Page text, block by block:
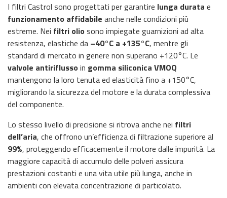
I filtri Castrol sono progettati per garantire lunga durata e
funzionamento affidabile anche nelle condizioni più
estreme. Nei filtri olio sono impiegate guarnizioni ad alta
resistenza, elastiche da –40°C a +135°C, mentre gli
standard di mercato in genere non superano +120°C. Le
valvole antiriflusso in gomma siliconica VMOQ
mantengono la loro tenuta ed elasticità fino a +150°C,
migliorando la sicurezza del motore e la durata complessiva
del componente.
Lo stesso livello di precisione si ritrova anche nei filtri
dell’aria, che offrono un’efficienza di filtrazione superiore al
99%, proteggendo efficacemente il motore dalle impurità. La
maggiore capacità di accumulo delle polveri assicura
prestazioni costanti e una vita utile più lunga, anche in
ambienti con elevata concentrazione di particolato.